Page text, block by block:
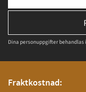
Dina personuppgifter behandlas
Fraktkostnad: